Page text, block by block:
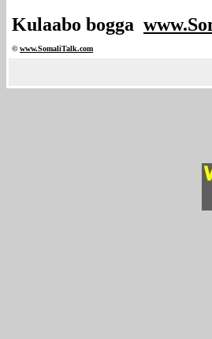
Kulaabo bogga
©www.SomaliTalk.com